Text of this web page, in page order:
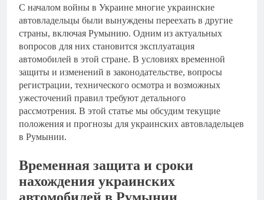
С началом войны в Украине многие украинские
автовладельцы были вынуждены переехать в другие
страны, включая Румынию. Одним из актуальных
вопросов для них становится эксплуатация
автомобилей в этой стране. В условиях временной
защиты и изменений в законодательстве, вопросы
регистрации, технического осмотра и возможных
ужесточений правил требуют детального
рассмотрения. В этой статье мы обсудим текущие
положения и прогнозы для украинских автовладельцев
в Румынии.
Временная защита и сроки
нахождения украинских